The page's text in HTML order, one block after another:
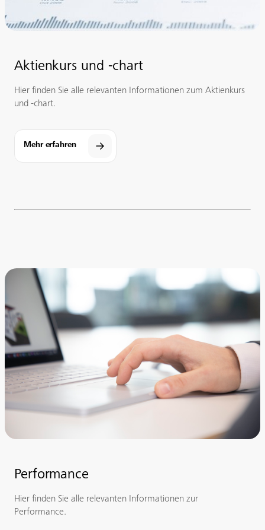
Aktienkurs und -chart
Hier finden Sie alle relevanten Informationen zum Aktienkurs
und -chart.
Mehr erfahren
Performance
Hier finden Sie alle relevanten Informationen zur
Performance.